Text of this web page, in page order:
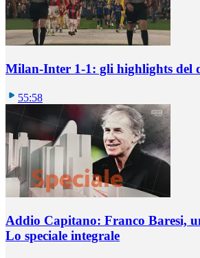
Milan-Inter 1-1: gli highlights del
55:58
Addio Capitano: Franco Baresi,
Lo speciale integrale